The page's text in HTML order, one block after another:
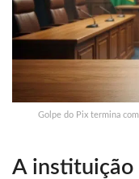
Golpe do Pix termina
A instituição